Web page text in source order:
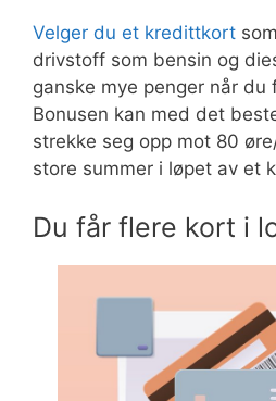
Velger du et kredittkort
drivstoff som bensin og
ganske mye penger når du
Bonusen kan med det
strekke seg opp mot 80
store summer i løpet av et
Du får flere kort i